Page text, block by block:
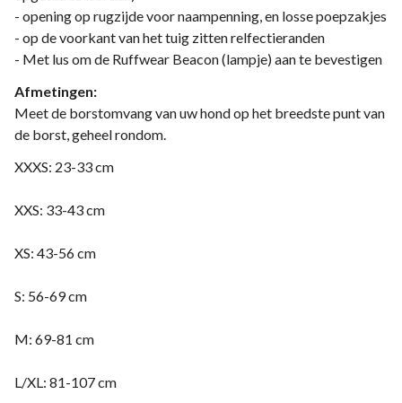
- opening op rugzijde voor naampenning, en losse poepzakjes
- op de voorkant van het tuig zitten relfectieranden
- Met lus om de Ruffwear Beacon (lampje) aan te bevestigen
Afmetingen:
Meet de borstomvang van uw hond op het breedste punt van
de borst, geheel rondom.
XXXS: 23-33 cm
XXS: 33-43 cm
XS: 43-56 cm
S: 56-69 cm
M: 69-81 cm
L/XL: 81-107 cm